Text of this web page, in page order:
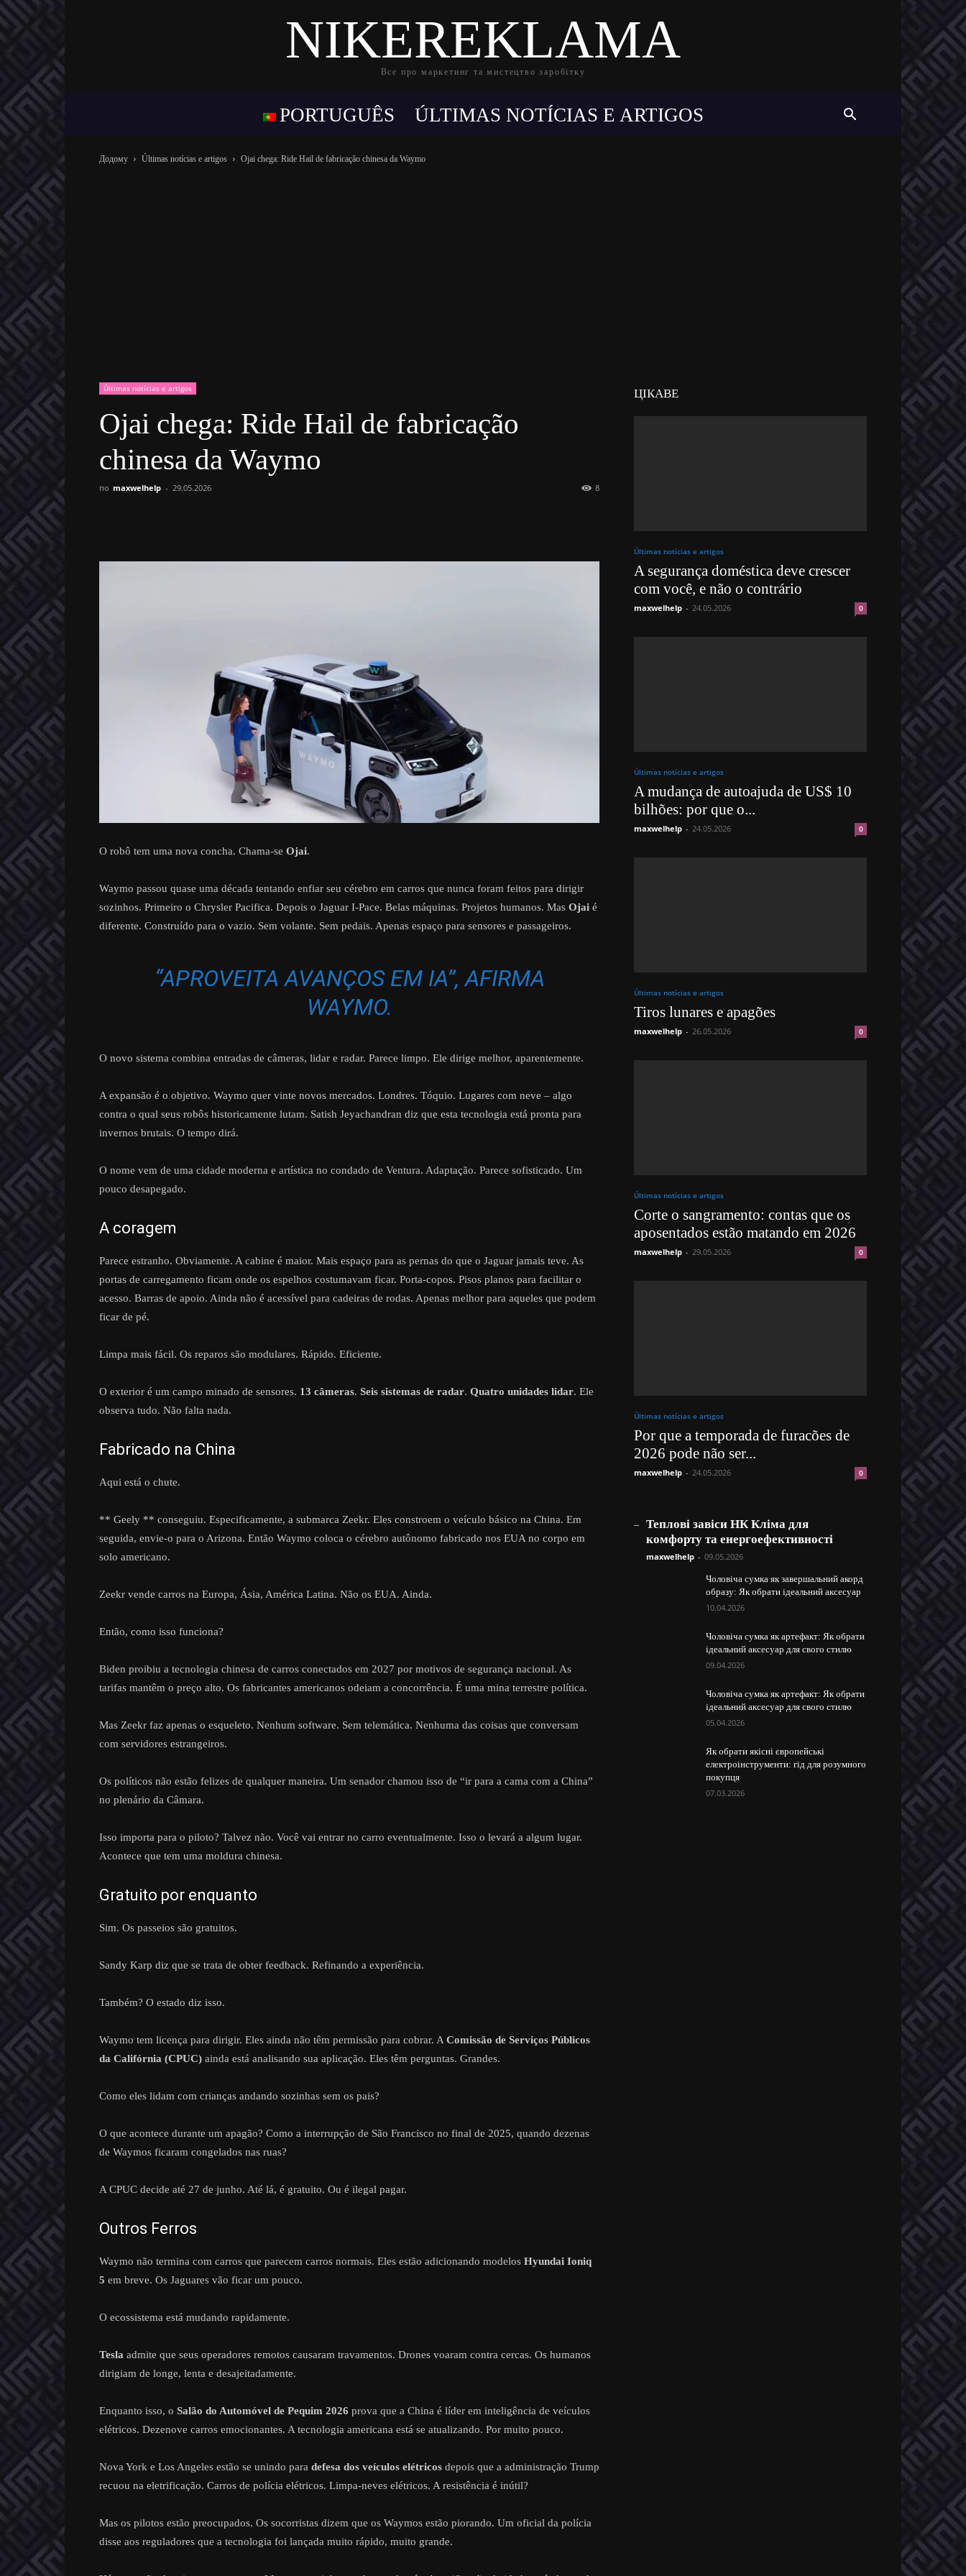
NIKEREKLAMA
Все про маркетинг та мистецтво заробітку
PORTUGUÊS ÚLTIMAS NOTÍCIAS E ARTIGOS
Додому Últimas notícias e artigos Ojai chega: Ride Hail de fabricação chinesa da Waymo
Últimas notícias e artigos
Ojai chega: Ride Hail de fabricação
chinesa da Waymo
по maxwelhelp - 29.05.2026 8
O robô tem uma nova concha. Chama-se Ojai.
Waymo passou quase uma década tentando enfiar seu cérebro em carros que nunca foram feitos para dirigir
sozinhos. Primeiro o Chrysler Pacifica. Depois o Jaguar I-Pace. Belas máquinas. Projetos humanos. Mas Ojai é
diferente. Construído para o vazio. Sem volante. Sem pedais. Apenas espaço para sensores e passageiros.
“APROVEITA AVANÇOS EM IA”, AFIRMA
WAYMO.
O novo sistema combina entradas de câmeras, lidar e radar. Parece limpo. Ele dirige melhor, aparentemente.
A expansão é o objetivo. Waymo quer vinte novos mercados. Londres. Tóquio. Lugares com neve – algo
contra o qual seus robôs historicamente lutam. Satish Jeyachandran diz que esta tecnologia está pronta para
invernos brutais. O tempo dirá.
O nome vem de uma cidade moderna e artística no condado de Ventura. Adaptação. Parece sofisticado. Um
pouco desapegado.
A coragem
Parece estranho. Obviamente. A cabine é maior. Mais espaço para as pernas do que o Jaguar jamais teve. As
portas de carregamento ficam onde os espelhos costumavam ficar. Porta-copos. Pisos planos para facilitar o
acesso. Barras de apoio. Ainda não é acessível para cadeiras de rodas. Apenas melhor para aqueles que podem
ficar de pé.
Limpa mais fácil. Os reparos são modulares. Rápido. Eficiente.
O exterior é um campo minado de sensores. 13 câmeras. Seis sistemas de radar. Quatro unidades lidar. Ele
observa tudo. Não falta nada.
Fabricado na China
Aqui está o chute.
** Geely ** conseguiu. Especificamente, a submarca Zeekr. Eles constroem o veículo básico na China. Em
seguida, envie-o para o Arizona. Então Waymo coloca o cérebro autônomo fabricado nos EUA no corpo em
solo americano.
Zeekr vende carros na Europa, Ásia, América Latina. Não os EUA. Ainda.
Então, como isso funciona?
Biden proibiu a tecnologia chinesa de carros conectados em 2027 por motivos de segurança nacional. As
tarifas mantêm o preço alto. Os fabricantes americanos odeiam a concorrência. É uma mina terrestre política.
Mas Zeekr faz apenas o esqueleto. Nenhum software. Sem telemática. Nenhuma das coisas que conversam
com servidores estrangeiros.
Os políticos não estão felizes de qualquer maneira. Um senador chamou isso de “ir para a cama com a China”
no plenário da Câmara.
Isso importa para o piloto? Talvez não. Você vai entrar no carro eventualmente. Isso o levará a algum lugar.
Acontece que tem uma moldura chinesa.
Gratuito por enquanto
Sim. Os passeios são gratuitos.
Sandy Karp diz que se trata de obter feedback. Refinando a experiência.
Também? O estado diz isso.
Waymo tem licença para dirigir. Eles ainda não têm permissão para cobrar. A Comissão de Serviços Públicos
da Califórnia (CPUC) ainda está analisando sua aplicação. Eles têm perguntas. Grandes.
Como eles lidam com crianças andando sozinhas sem os pais?
O que acontece durante um apagão? Como a interrupção de São Francisco no final de 2025, quando dezenas
de Waymos ficaram congelados nas ruas?
A CPUC decide até 27 de junho. Até lá, é gratuito. Ou é ilegal pagar.
Outros Ferros
Waymo não termina com carros que parecem carros normais. Eles estão adicionando modelos Hyundai Ioniq
5 em breve. Os Jaguares vão ficar um pouco.
O ecossistema está mudando rapidamente.
Tesla admite que seus operadores remotos causaram travamentos. Drones voaram contra cercas. Os humanos
dirigiam de longe, lenta e desajeitadamente.
Enquanto isso, o Salão do Automóvel de Pequim 2026 prova que a China é líder em inteligência de veículos
elétricos. Dezenove carros emocionantes. A tecnologia americana está se atualizando. Por muito pouco.
Nova York e Los Angeles estão se unindo para defesa dos veículos elétricos depois que a administração Trump
recuou na eletrificação. Carros de polícia elétricos. Limpa-neves elétricos. A resistência é inútil?
Mas os pilotos estão preocupados. Os socorristas dizem que os Waymos estão piorando. Um oficial da polícia
disse aos reguladores que a tecnologia foi lançada muito rápido, muito grande.
ЦІКАВЕ
Últimas notícias e artigos
A segurança doméstica deve crescer
com você, e não o contrário
maxwelhelp - 24.05.2026 0
Últimas notícias e artigos
A mudança de autoajuda de US$ 10
bilhões: por que o...
maxwelhelp - 24.05.2026 0
Últimas notícias e artigos
Tiros lunares e apagões
maxwelhelp - 26.05.2026 0
Últimas notícias e artigos
Corte o sangramento: contas que os
aposentados estão matando em 2026
maxwelhelp - 29.05.2026 0
Últimas notícias e artigos
Por que a temporada de furacões de
2026 pode não ser...
maxwelhelp - 24.05.2026 0
Теплові завіси НК Кліма для
комфорту та енергоефективності
maxwelhelp - 09.05.2026
Чоловіча сумка як завершальний акорд
образу: Як обрати ідеальний аксесуар
10.04.2026
Чоловіча сумка як артефакт: Як обрати
ідеальний аксесуар для свого стилю
09.04.2026
Чоловіча сумка як артефакт: Як обрати
ідеальний аксесуар для свого стилю
05.04.2026
Як обрати якісні європейські
електроінструменти: гід для розумного
покупця
07.03.2026